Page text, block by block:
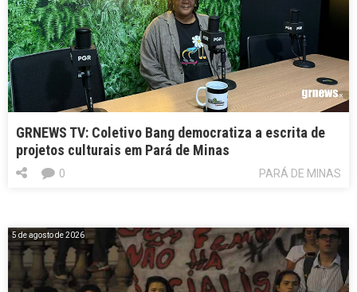
GRNEWS TV: Coletivo Bang democratiza a escrita de
projetos culturais em Pará de Minas
PARÁ DE MINAS
0
5 de agosto de 2026